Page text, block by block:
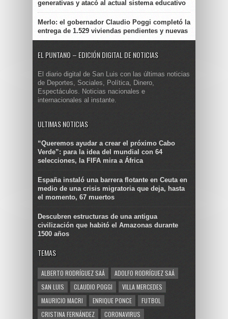
generativas y atacó al actual sistema educativo
Merlo: el gobernador Claudio Poggi completó la
entrega de 1.529 viviendas pendientes y nuevas
EL PUNTANO – EDICIÓN DIGITAL DE NOTICIAS
El diario digital de San Luis con las últimas noticias
de Deportes, Sociales, Política, Dinero,
Espectáculos. Noticias nacionales e
internacionales al instante.
ULTIMAS NOTICIAS
“Queremos ayudar a crear el próximo Cabo
Verde”: para la idea del mundial con 64
selecciones, la FIFA mira a África
España instaló una barrera flotante en Ceuta en
medio de una crisis migratoria que deja, hasta
el momento, 67 muertos
Descubren estructuras de una antigua
civilización que habitó el Amazonas durante
1500 años
TEMAS
ALBERTO RODRÍGUEZ SAÁ
ADOLFO RODRÍGUEZ SAÁ
SAN LUIS
CLAUDIO POGGI
VILLA MERCEDES
MAURICIO MACRI
ENRIQUE PONCE
FUTBOL
CRISTINA FERNÁNDEZ
CORONAVIRUS